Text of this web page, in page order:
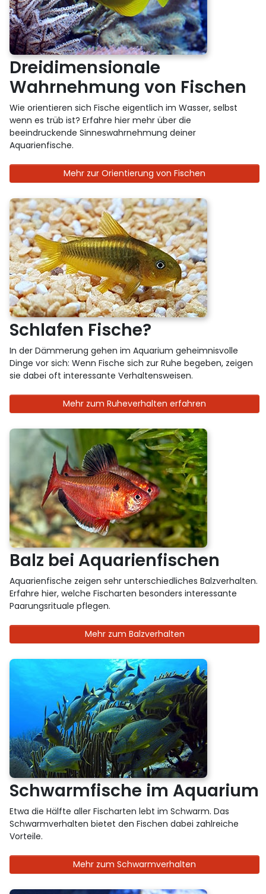
Dreidimensionale
Wahrnehmung von Fischen
Wie orientieren sich Fische eigentlich im Wasser, selbst
wenn es trüb ist? Erfahre hier mehr über die
beeindruckende Sinneswahrnehmung deiner
Aquarienfische.
Mehr zur Orientierung von Fischen
Schlafen Fische?
In der Dämmerung gehen im Aquarium geheimnisvolle
Dinge vor sich: Wenn Fische sich zur Ruhe begeben, zeigen
sie dabei oft interessante Verhaltensweisen.
Mehr zum Ruheverhalten erfahren
Balz bei Aquarienfischen
Aquarienfische zeigen sehr unterschiedliches Balzverhalten.
Erfahre hier, welche Fischarten besonders interessante
Paarungsrituale pflegen.
Mehr zum Balzverhalten
Schwarmfische im Aquarium
Etwa die Hälfte aller Fischarten lebt im Schwarm. Das
Schwarmverhalten bietet den Fischen dabei zahlreiche
Vorteile.
Mehr zum Schwarmverhalten